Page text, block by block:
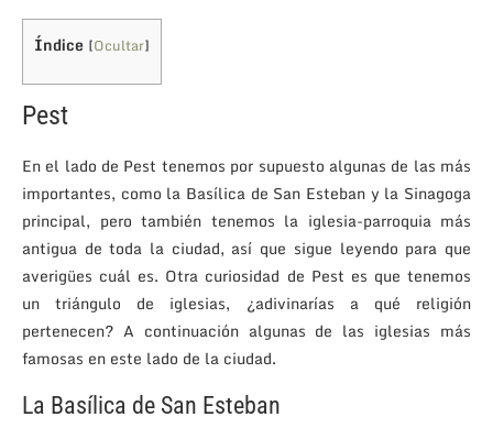
Índice [Ocultar]
Pest
En el lado de Pest tenemos por supuesto algunas de las más
importantes, como la Basílica de San Esteban y la Sinagoga
principal, pero también tenemos la iglesia-parroquia más
antigua de toda la ciudad, así que sigue leyendo para que
averigües cuál es. Otra curiosidad de Pest es que tenemos
un triángulo de iglesias, ¿adivinarías a qué religión
pertenecen? A continuación algunas de las iglesias más
famosas en este lado de la ciudad.
La Basílica de San Esteban